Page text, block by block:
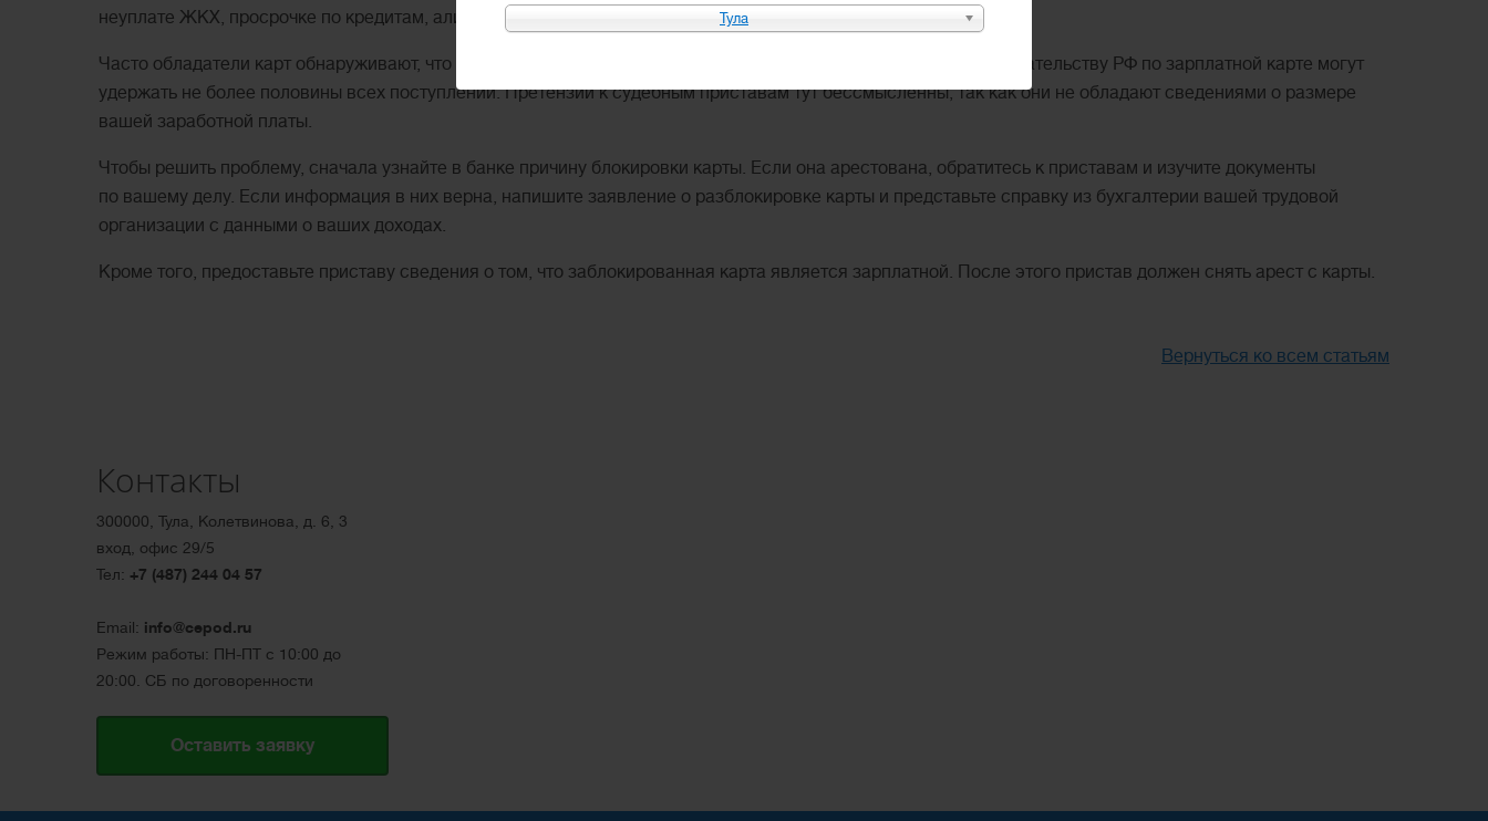
Тула
неуплате ЖКХ, просрочке по кредитам, алиментам или другим обязательным платежам.
Часто обладатели карт обнаруживают, что со счета сняты все средства и он заблокирован. Однако по законодательству РФ по зарплатной карте могут
удержать не более половины всех поступлений. Претензии к судебным приставам тут бессмысленны, так как они не обладают сведениями о размере
вашей заработной платы.
Чтобы решить проблему, сначала узнайте в банке причину блокировки карты. Если она арестована, обратитесь к приставам и изучите документы
по вашему делу. Если информация в них верна, напишите заявление о разблокировке карты и представьте справку из бухгалтерии вашей трудовой
организации с данными о ваших доходах.
Кроме того, предоставьте приставу сведения о том, что заблокированная карта является зарплатной. После этого пристав должен снять арест с карты.
Вернуться ко всем статьям
Контакты
300000, Тула, Колетвинова, д. 6, 3
вход, офис 29/5
Тел: +7 (487) 244 04 57
Email: info@cepod.ru
Режим работы: ПН-ПТ с 10:00 до
20:00. СБ по договоренности
Оставить заявку